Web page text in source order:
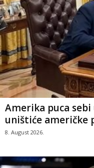
Amerika puca sebi
uništiće američke
8. August 2026.